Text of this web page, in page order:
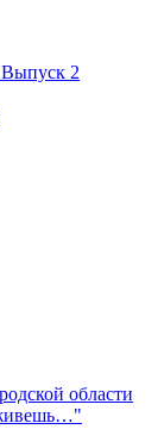
Выпуск 2
области